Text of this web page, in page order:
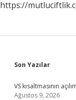
https://
Sidebar
Son Yazılar
VS kısaltmasının
Ağustos 9, 2026